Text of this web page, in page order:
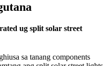
ug split solar street
sa tanang components